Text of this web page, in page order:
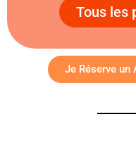
Tous les
Je Réserve un